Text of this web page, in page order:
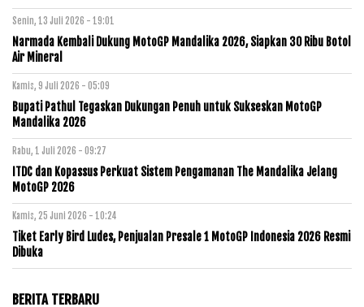
Senin, 13 Juli 2026 - 19:01
Narmada Kembali Dukung MotoGP Mandalika 2026, Siapkan 30 Ribu Botol
Air Mineral
Kamis, 9 Juli 2026 - 05:09
Bupati Pathul Tegaskan Dukungan Penuh untuk Sukseskan MotoGP
Mandalika 2026
Rabu, 1 Juli 2026 - 09:27
ITDC dan Kopassus Perkuat Sistem Pengamanan The Mandalika Jelang
MotoGP 2026
Kamis, 25 Juni 2026 - 10:24
Tiket Early Bird Ludes, Penjualan Presale 1 MotoGP Indonesia 2026 Resmi
Dibuka
BERITA TERBARU